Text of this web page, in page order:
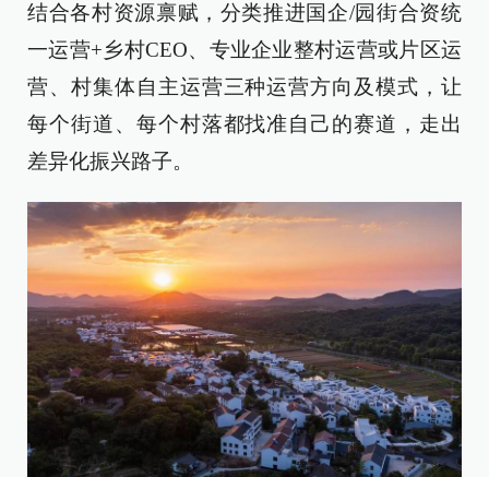
结合各村资源禀赋，分类推进国企/园街合资统
一运营+乡村CEO、专业企业整村运营或片区运
营、村集体自主运营三种运营方向及模式，让
每个街道、每个村落都找准自己的赛道，走出
差异化振兴路子。